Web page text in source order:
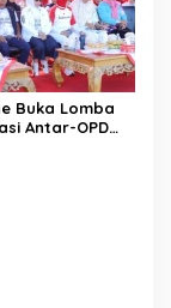
Buka Lomba
Antar-OPD